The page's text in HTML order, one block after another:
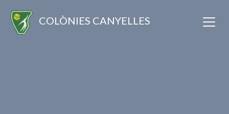
COLÒNIES CANYELLES